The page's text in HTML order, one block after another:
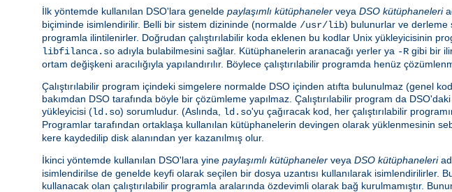
İlk yöntemde kullanılan DSO'lara genelde paylaşımlı kütüphaneler veya DSO kütüphaneleri
biçiminde isimlendirilir. Belli bir sistem dizininde (normalde /usr/lib) bulunurlar ve derleme
programla ilintilenirler. Doğrudan çalıştırılabilir koda eklenen bu kodlar Unix yükleyicisinin
libfilanca.so adıyla bulabilmesini sağlar. Kütüphanelerin aranacağı yerler ya -R gibi bir
ortam değişkeni aracılığıyla yapılandırılır. Böylece çalıştırılabilir programda henüz
Çalıştırılabilir program içindeki simgelere normalde DSO içinden atıfta bulunulmaz (genel
bakımdan DSO tarafında böyle bir çözümleme yapılmaz. Çalıştırılabilir program da
yükleyicisi (ld.so) sorumludur. (Aslında, ld.so'yu çağıracak kod, her çalıştırılabilir
Programlar tarafından ortaklaşa kullanılan kütüphanelerin devingen olarak yüklenmesinin
kere kaydedilip disk alanından yer kazanılmış olur.
İkinci yöntemde kullanılan DSO'lara yine paylaşımlı kütüphaneler veya DSO kütüphaneleri
isimlendirilse de genelde keyfi olarak seçilen bir dosya uzantısı kullanılarak
kullanacak olan çalıştırılabilir programla aralarında özdevimli olarak bağ kurulmamıştır.